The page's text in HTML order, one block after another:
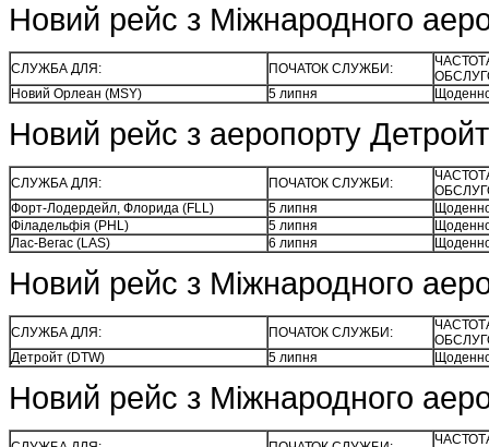
Новий рейс з Міжнародного
СЛУЖБА ДЛЯ: ПОЧАТОК СЛУЖБИ:
Новий Орлеан (MSY)
5 липня
Новий рейс з аеропорту
СЛУЖБА ДЛЯ: ПОЧАТОК СЛУЖБИ:
Форт-Лодердейл, Флорида (FLL)
5 липня
Філадельфія (PHL)
5 липня
Лас-Вегас (LAS)
6 липня
Новий рейс з Міжнародного
СЛУЖБА ДЛЯ: ПОЧАТОК СЛУЖБИ:
Детройт (DTW)
5 липня
Новий рейс з Міжнародного